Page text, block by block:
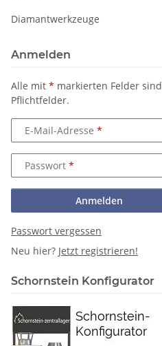
Diamantwerkzeuge
Anmelden
Alle mit * markierten Felder sind
Pflichtfelder.
E-Mail-Adresse
Passwort
Anmelden
Passwort vergessen
Neu hier? Jetzt registrieren!
Schornstein Konfigurator